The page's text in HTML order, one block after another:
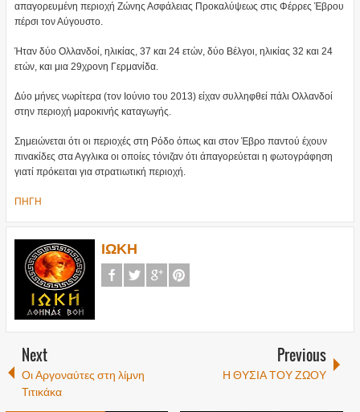
απαγορευμένη περιοχή Ζώνης Ασφάλειας Προκαλύψεως στις Φέρρες Έβρου
πέρσι τον Αύγουστο.
Ήταν δύο Ολλανδοί, ηλικίας, 37 και 24 ετών, δύο Βέλγοι, ηλικίας 32 και 24
ετών, και μια 29χρονη Γερμανίδα.
Δύο μήνες νωρίτερα (τον Ιούνιο του 2013) είχαν συλληφθεί πάλι Ολλανδοί
στην περιοχή μαροκινής καταγωγής.
Σημειώνεται ότι οι περιοχές στη Ρόδο όπως και στον Έβρο παντού έχουν
πινακίδες στα Αγγλικα οι οποίες τόνιζαν ότι άπαγορεύεται η φωτογράφηση
γιατί πρόκειται για στρατιωτική περιοχή.
ΠΗΓΗ
ΙΩΚΗ
Next
Οι Αργοναύτες στη λίμνη
Τιτικάκα
Previous
Η ΘΥΣΙΑ ΤΟΥ ΖΩΟΥ